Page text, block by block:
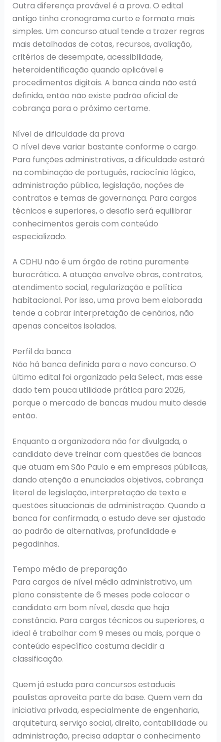
Outra diferença provável é a prova. O edital
antigo tinha cronograma curto e formato mais
simples. Um concurso atual tende a trazer regras
mais detalhadas de cotas, recursos, avaliação,
critérios de desempate, acessibilidade,
heteroidentificação quando aplicável e
procedimentos digitais. A banca ainda não está
definida, então não existe padrão oficial de
cobrança para o próximo certame.
Nível de dificuldade da prova
O nível deve variar bastante conforme o cargo.
Para funções administrativas, a dificuldade estará
na combinação de português, raciocínio lógico,
administração pública, legislação, noções de
contratos e temas de governança. Para cargos
técnicos e superiores, o desafio será equilibrar
conhecimentos gerais com conteúdo
especializado.
A CDHU não é um órgão de rotina puramente
burocrática. A atuação envolve obras, contratos,
atendimento social, regularização e política
habitacional. Por isso, uma prova bem elaborada
tende a cobrar interpretação de cenários, não
apenas conceitos isolados.
Perfil da banca
Não há banca definida para o novo concurso. O
último edital foi organizado pela Select, mas esse
dado tem pouca utilidade prática para 2026,
porque o mercado de bancas mudou muito desde
então.
Enquanto a organizadora não for divulgada, o
candidato deve treinar com questões de bancas
que atuam em São Paulo e em empresas públicas,
dando atenção a enunciados objetivos, cobrança
literal de legislação, interpretação de texto e
questões situacionais de administração. Quando a
banca for confirmada, o estudo deve ser ajustado
ao padrão de alternativas, profundidade e
pegadinhas.
Tempo médio de preparação
Para cargos de nível médio administrativo, um
plano consistente de 6 meses pode colocar o
candidato em bom nível, desde que haja
constância. Para cargos técnicos ou superiores, o
ideal é trabalhar com 9 meses ou mais, porque o
conteúdo específico costuma decidir a
classificação.
Quem já estuda para concursos estaduais
paulistas aproveita parte da base. Quem vem da
iniciativa privada, especialmente de engenharia,
arquitetura, serviço social, direito, contabilidade ou
administração, precisa adaptar o conhecimento